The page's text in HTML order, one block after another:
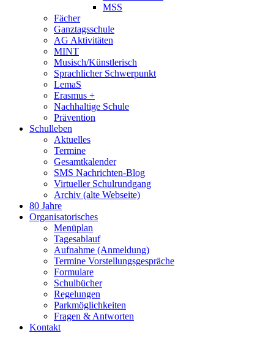
MSS
Fächer
Ganztagsschule
AG Aktivitäten
MINT
Musisch/Künstlerisch
Sprachlicher Schwerpunkt
LemaS
Erasmus +
Nachhaltige Schule
Prävention
Schulleben
Aktuelles
Termine
Gesamtkalender
SMS Nachrichten-Blog
Virtueller Schulrundgang
Archiv (alte Webseite)
80 Jahre
Organisatorisches
Menüplan
Tagesablauf
Aufnahme (Anmeldung)
Termine Vorstellungsgespräche
Formulare
Schulbücher
Regelungen
Parkmöglichkeiten
Fragen & Antworten
Kontakt